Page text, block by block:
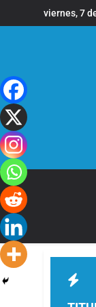
al
viernes, 7
a la Argentina